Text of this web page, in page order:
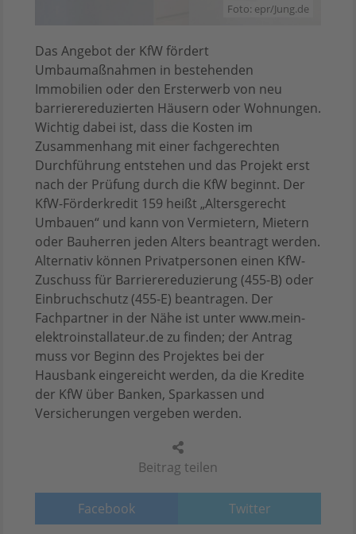
Beitrag teilen
Facebook Twitter
Foto: epr/Jung.de
Das Angebot der KfW fördert
Umbaumaßnahmen in bestehenden
Immobilien oder den Ersterwerb von neu
barrierereduzierten Häusern oder Wohnungen.
Wichtig dabei ist, dass die Kosten im
Zusammenhang mit einer fachgerechten
Durchführung entstehen und das Projekt erst
nach der Prüfung durch die KfW beginnt. Der
KfW-Förderkredit 159 heißt „Altersgerecht
Umbauen“ und kann von Vermietern, Mietern
oder Bauherren jeden Alters beantragt werden.
Alternativ können Privatpersonen einen KfW-
Zuschuss für Barrierereduzierung (455-B) oder
Einbruchschutz (455-E) beantragen. Der
Fachpartner in der Nähe ist unter www.mein-
elektroinstallateur.de zu finden; der Antrag
muss vor Beginn des Projektes bei der
Hausbank eingereicht werden, da die Kredite
der KfW über Banken, Sparkassen und
Versicherungen vergeben werden.